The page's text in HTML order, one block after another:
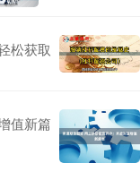
松获取
值新篇